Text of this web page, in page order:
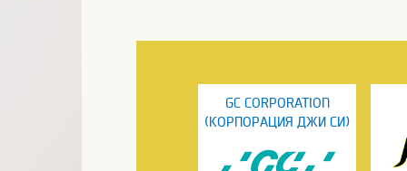
GC CORPORATION
(КОРПОРАЦИЯ ДЖИ СИ)